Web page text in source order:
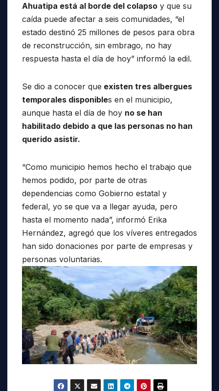
Ahuatipa está al borde del colapso y que su
caída puede afectar a seis comunidades, “el
estado destinó 25 millones de pesos para obra
de reconstrucción, sin embrago, no hay
respuesta hasta el día de hoy” informó la edil.
Se dio a conocer que existen tres albergues
temporales disponibles en el municipio,
aunque hasta el día de hoy no se han
habilitado debido a que las personas no han
querido asistir.
“Como municipio hemos hecho el trabajo que
hemos podido, por parte de otras
dependencias como Gobierno estatal y
federal, yo se que va a llegar ayuda, pero
hasta el momento nada”, informó Erika
Hernández, agregó que los víveres entregados
han sido donaciones por parte de empresas y
personas voluntarias.